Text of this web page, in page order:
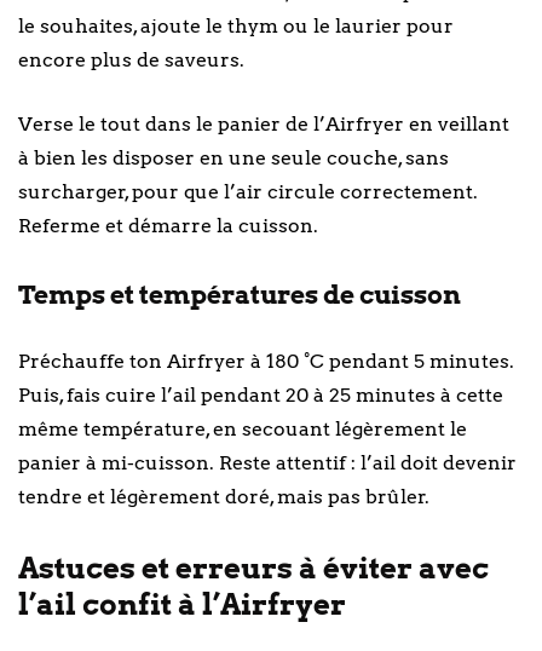
le souhaites, ajoute le thym ou le laurier pour
encore plus de saveurs.
Verse le tout dans le panier de l’Airfryer en veillant
à bien les disposer en une seule couche, sans
surcharger, pour que l’air circule correctement.
Referme et démarre la cuisson.
Temps et températures de cuisson
Préchauffe ton Airfryer à 180 °C pendant 5 minutes.
Puis, fais cuire l’ail pendant 20 à 25 minutes à cette
même température, en secouant légèrement le
panier à mi-cuisson. Reste attentif : l’ail doit devenir
tendre et légèrement doré, mais pas brûler.
Astuces et erreurs à éviter avec
l’ail confit à l’Airfryer